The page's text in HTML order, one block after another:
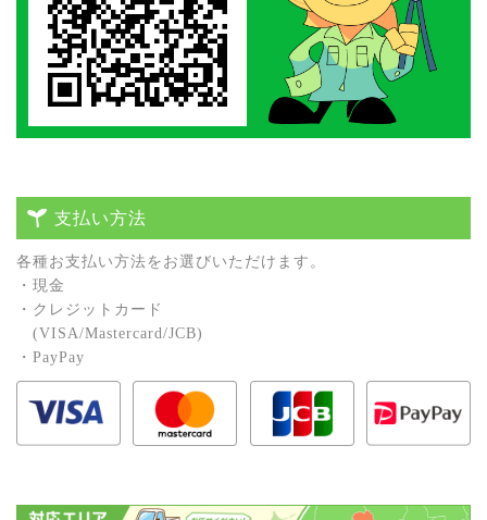
支払い方法
各種お⽀払い⽅法をお選びいただけます。
・現⾦
・クレジットカード
(VISA/Mastercard/JCB)
・PayPay